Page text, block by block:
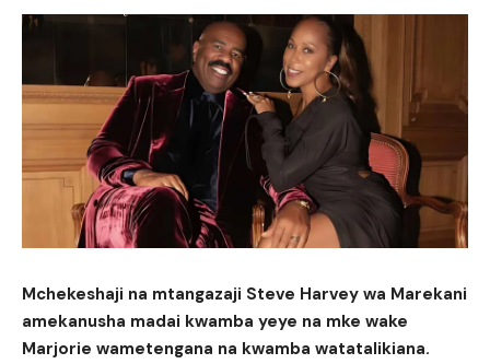
Mchekeshaji na mtangazaji Steve Harvey wa Marekani
amekanusha madai kwamba yeye na mke wake
Marjorie wametengana na kwamba watatalikiana.